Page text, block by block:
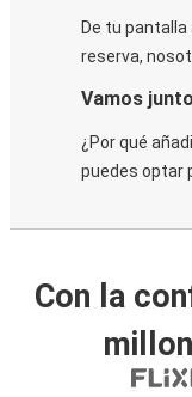
De tu
reserva,
Vamos
¿Por qué
puedes optar
Con la